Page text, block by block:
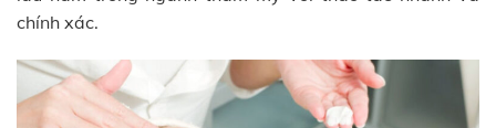
chính xác.